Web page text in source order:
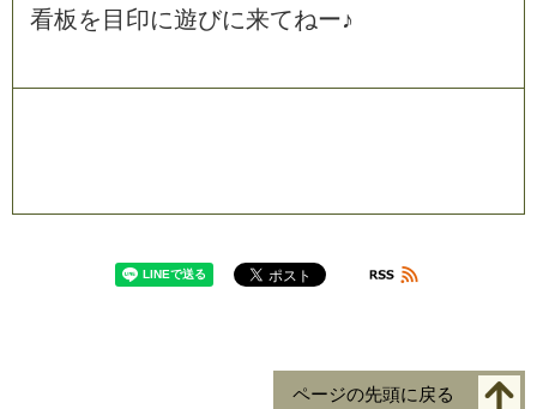
看板を 目 印に遊びに来てねー♪
ページの先頭に戻る